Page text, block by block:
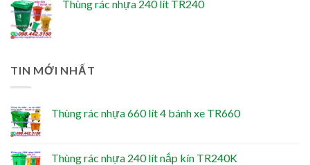
Thùng rác nhựa 240 lít TR240
TIN MỚI NHẤT
Thùng rác nhựa 660 lít 4 bánh xe TR660
Thùng rác nhựa 240 lít nắp kín TR240K